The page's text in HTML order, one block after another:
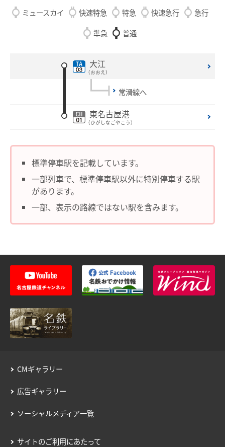
設備・機器・車両等
バリアフリー情報
名鉄出札係員配置駅のご案内
乗車券・運賃の案内
きっぷ
おとなとこども
定期乗車券
名鉄定期券web予約サービス
団体乗車券
障害者割引および学生割引
きっぷをなくした場合
きっぷの払いもどし
特別車両券（ミューチケット）
特別車両券の払いもどし
乗車券の正しいご利用方法
手回り品
SFパノラマカードの払いもどし
タッチ決済・QR
運送約款
中部国際空港アクセス
空港アクセスのご案内
ミュースカイ 快速特急 特急 快速急行
急行
準急
普通
大江
（おおえ）
常滑線へ
東名古屋港
（ひがしなごやこう）
標準停車駅を記載しています。
一部列車で、標準停車駅以外に特別停車する駅
があります。
一部、表示の路線ではない駅を含みます。
CMギャラリー
広告ギャラリー
ソーシャルメディア一覧
サイトのご利用にあたって